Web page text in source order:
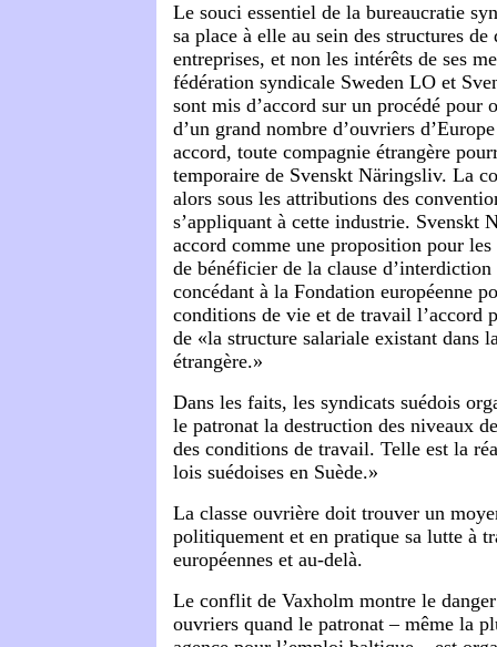
Le souci essentiel de la bureaucratie
sa place à elle au sein des structures
entreprises, et non les intérêts de ses
fédération syndicale Sweden LO et
sont mis d’accord sur un procédé pour
d’un grand nombre d’ouvriers
accord, toute compagnie étrangère
temporaire de Svenskt Näringsliv. La
alors sous les attributions des
s’appliquant à cette industrie. Svenskt
accord comme une proposition pour
de bénéficier de la clause
concédant à la Fondation européenne
conditions de vie et de travail l’accord
de «la structure salariale existant dans
étrangère.»
Dans les faits, les syndicats suédois
le patronat la destruction des niveaux
des conditions de travail. Telle est la
lois suédoises en Suède.»
La classe ouvrière doit trouver un
politiquement et en pratique sa lutte à
européennes et au-delà.
Le conflit de Vaxholm montre le
ouvriers quand le patronat – même la